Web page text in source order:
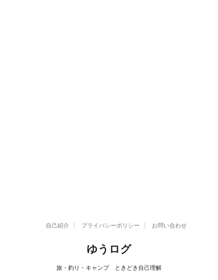
自己紹介 プライバシーポリシー お問い合わせ
ゆうログ
旅・釣り・キャンプ ときどき自己理解